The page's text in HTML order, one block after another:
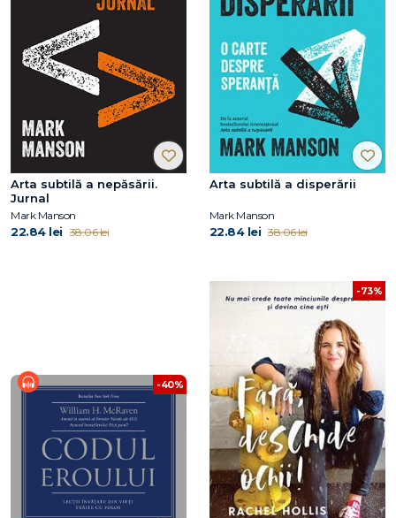
Arta subtilă a nepăsării.
Jurnal
Mark Manson
22.84 lei 38.06 lei
Arta subtilă a disperării
Mark Manson
22.84 lei 38.06 lei
-40%
-73%